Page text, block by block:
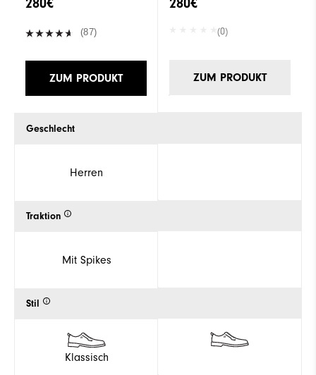
(87)
ZUM PRODUKT
Geschlecht
Herren
Traktion
Mit Spikes
Stil
Klassisch
(0)
ZUM PRODUKT